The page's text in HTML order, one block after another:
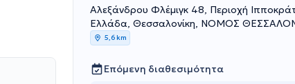
Αλεξάνδρου Φλέμιγκ 48, Περιοχή
Ελλάδα, Θεσσαλονίκη, ΝΟΜΟΣ
5,6 km
Επόμενη διαθεσιμότητα